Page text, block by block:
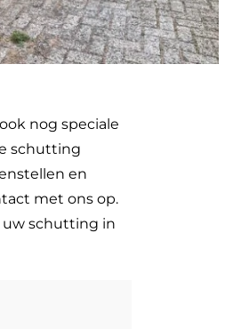
nog speciale
schutting
en
met ons op.
uw schutting in